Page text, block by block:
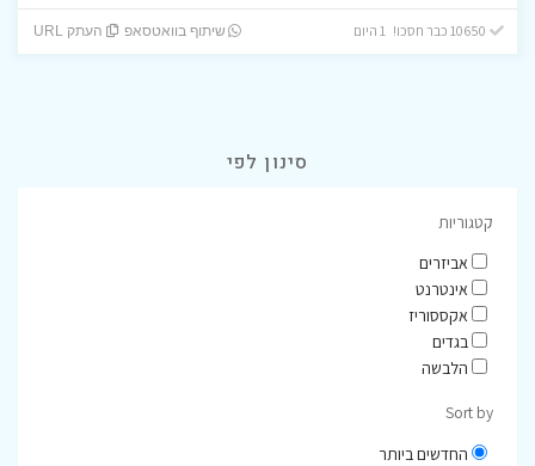
שיתוף בוואטסאפ העתק URL
סינון לפי
קטגוריות
אביזרים
אינטרנט
אקססוריז
בגדים
הלבשה
Sort by
החדשים ביותר